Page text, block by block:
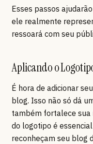
Esses passos
ele realmente
ressoará com seu
Aplicando o
É hora de adicionar seu
blog. Isso não só dá
também fortalece sua
do logotipo é
reconheçam seu blog